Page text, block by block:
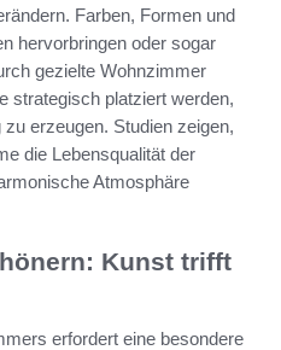
Farben, Formen und
hervorbringen oder sogar
gezielte Wohnzimmer
strategisch platziert werden,
erzeugen. Studien zeigen,
die Lebensqualität der
Atmosphäre
Kunst trifft
erfordert eine besondere